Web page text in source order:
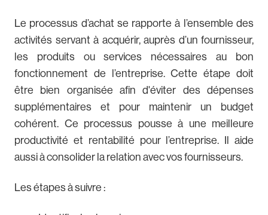
Le processus d’achat se rapporte à l’ensemble des
activités servant à acquérir, auprès d’un fournisseur,
les produits ou services nécessaires au bon
fonctionnement de l’entreprise. Cette étape doit
être bien organisée afin d'éviter des dépenses
supplémentaires et pour maintenir un budget
cohérent. Ce processus pousse à une meilleure
productivité et rentabilité pour l’entreprise. Il aide
aussi à consolider la relation avec vos fournisseurs.
Les étapes à suivre :